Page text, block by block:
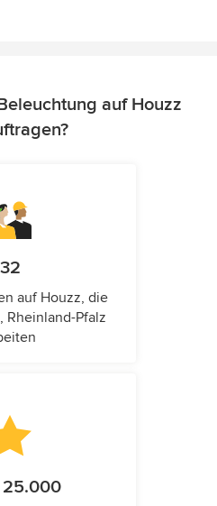
auf Houzz
32
auf Houzz, die
Rheinland-Pfalz
25.000